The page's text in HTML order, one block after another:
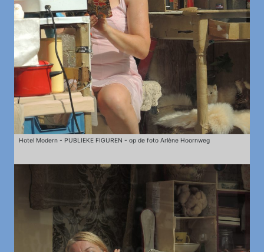
Hotel Modern - PUBLIEKE FIGUREN - op de foto Arlène Hoornweg